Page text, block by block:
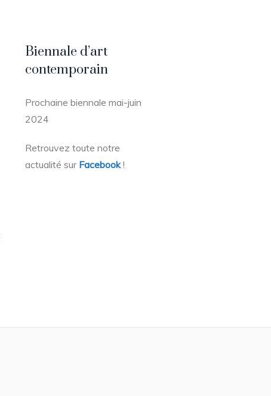
Biennale d’art
contemporain
Prochaine biennale mai-juin
2024
Retrouvez toute notre
actualité sur Facebook!